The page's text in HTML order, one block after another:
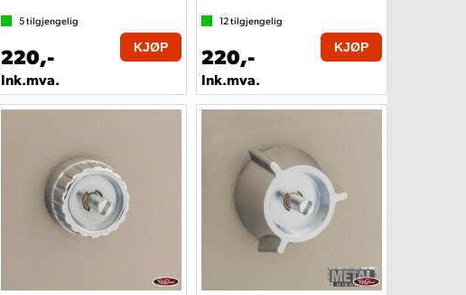
5tilgjengelig
220,-
Ink.mva.
KJØP
12tilgjengelig
220,-
Ink.mva.
KJØP